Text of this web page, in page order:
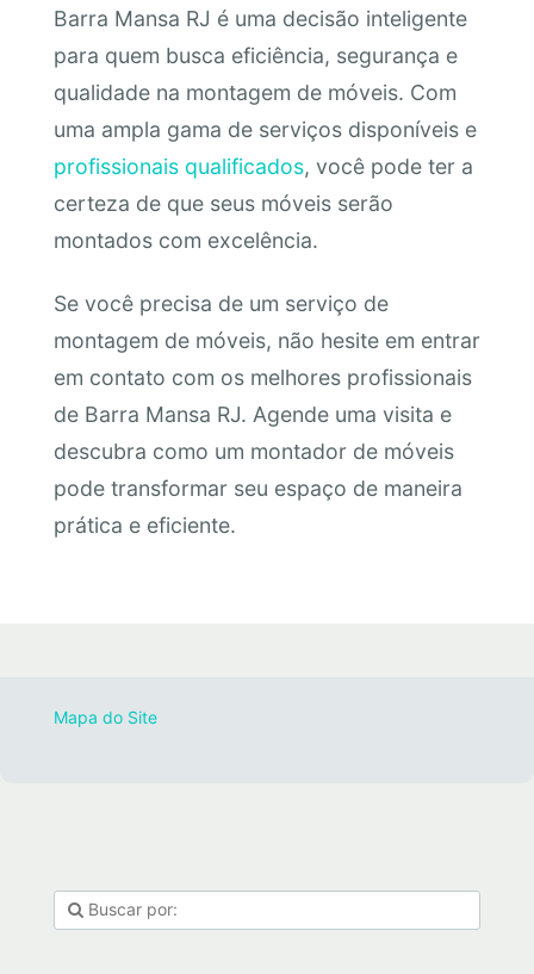
Barra Mansa RJ é uma decisão inteligente
para quem busca eficiência, segurança e
qualidade na montagem de móveis. Com
uma ampla gama de serviços disponíveis e
profissionais qualificados, você pode ter a
certeza de que seus móveis serão
montados com excelência.
Se você precisa de um serviço de
montagem de móveis, não hesite em entrar
em contato com os melhores profissionais
de Barra Mansa RJ. Agende uma visita e
descubra como um montador de móveis
pode transformar seu espaço de maneira
prática e eficiente.
Mapa do Site